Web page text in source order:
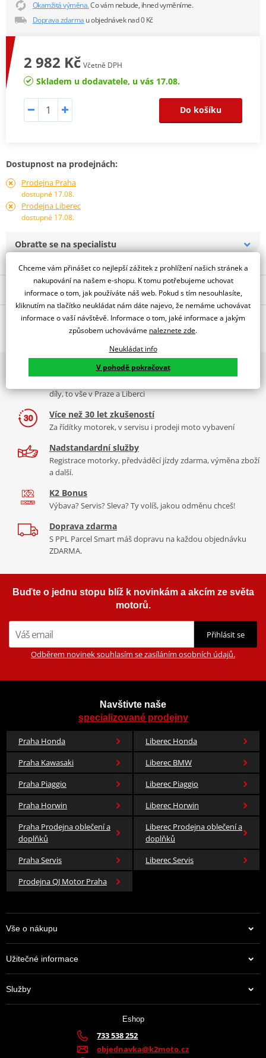
Okamžitá výměna.Co vám nebude, ihned vyměníme.
Doprava zdarma u objednávek nad 0 Kč
2 982 Kč Včetně DPH
Skladem u dodavatele, u vás 17.08.
Do košíku
Dostupnost na prodejnách:
Prodejna Praha
dostupné 17.08.
Prodejna Liberec
dostupné 17.08.
Obraťte se na specialistu
Popis a parametry
Jsme autorizovaný
dealer značky PUIG
Jak se změřit
Co když mi to nebude
PDF Aerodynamic test
Comparative test
O výrobci
PUIG byl založen v roce 1964 ve Španělsku. Vyrábí se ve městě
Granollers poblíž Barcelony na ploše 8 000 m² v objektu, který se
dělí na 3 části: komerční, odlitkovou a kovových součástek. Již 40
let se účastní nejslavnějších závodů motocyklů po celém světě. V
naší nabídce naleznete doplňky a příslušenství například: plexi,
padací protektory a mnoho dalšího.
Zobrazit všechny produktyznačky PUIG
2x multibrand showroom
díly, to vše v Praze a Liberci
Více než 30 let zkušeností
Za řídítky motorek, v servisu i prodeji moto vybavení
Nadstandardní služby
Registrace motorky, předváděcí jízdy zdarma, výměna zboží
a další.
K2 Bonus
Výbava? Servis? Sleva? Ty volíš, jakou odměnu chceš!
Doprava zdarma
S PPL Parcel Smart máš dopravu na každou objednávku
ZDARMA.
Buďte o jednu stopu blíž k novinkám a akcím ze světa
motorů.
Přihlásit se
Odběrem novinek souhlasím se zasíláním osobních údajů.
Navštivte naše
specializované prodejny
Praha Honda
Liberec Honda
Praha Kawasaki
Liberec BMW
Praha Piaggio
Liberec Piaggio
Praha Horwin
Liberec Horwin
Praha Prodejna oblečení a
doplňků
Liberec Prodejna oblečení a
doplňků
Praha Servis
Liberec Servis
Prodejna QJ Motor Praha
Vše o nákupu
Užitečné informace
Služby
Eshop
733 538 252
objednavka@k2moto.cz
Chceme vám přinášet co nejlepší zážitek z prohlížení našich stránek a
nakupování na našem e-shopu. K tomu potřebujeme uchovat
informace o tom, jak používáte náš web. Pokud s tím nesouhlasíte,
kliknutím na tlačítko neukládat nám dáte najevo, že nemáme uchovávat
informace o vaší návštěvě. Informace o tom, jaké informace a jakým
způsobem uchováváme naleznete zde.
Neukládat info
V pohodě pokračovat